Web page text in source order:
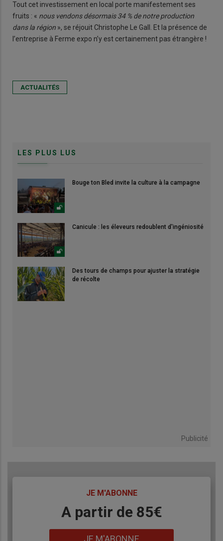
Tout cet investissement en local porte manifestement ses
fruits : « nous vendons désormais 34 % de notre production
dans la région », se réjouit Christophe Le Gall. Et la présence de
l’entreprise à Ferme expo n’y est certainement pas étrangère !
ACTUALITÉS
LES PLUS LUS
Bouge ton Bled invite la culture à la campagne
Canicule : les éleveurs redoublent d'ingéniosité
Des tours de champs pour ajuster la stratégie
de récolte
Publicité
JE M'ABONNE
A partir de 85€
JE M'ABONNE